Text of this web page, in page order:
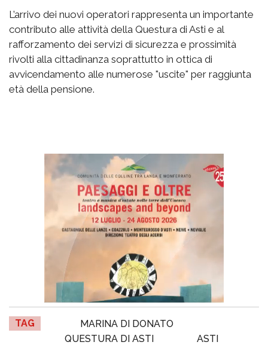
L’arrivo dei nuovi operatori rappresenta un importante
contributo alle attività della Questura di Asti e al
rafforzamento dei servizi di sicurezza e prossimità
rivolti alla cittadinanza soprattutto in ottica di
avvicendamento alle numerose "uscite" per raggiunta
età della pensione.
TAG
MARINA DI DONATO
QUESTURA DI ASTI
ASTI